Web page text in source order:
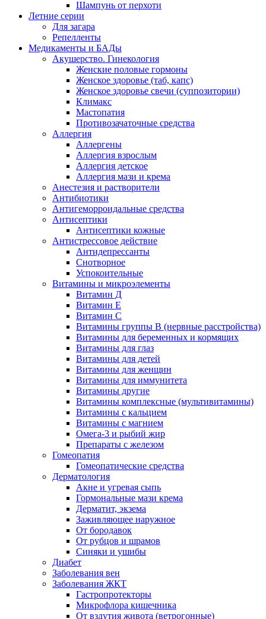
Шампунь от перхоти
Летние серии
Для загара
Репелленты
Медикаменты и БАДы
Акушерство. Гинекология
Женские половые гормоны
Женское здоровье (таб, капс)
Женское здоровье свечи (суппозитории)
Климакс
Мастопатия
Противозачаточные средства
Аллергия
Аллергены
Аллергия взрослым
Аллергия детское
Аллергия мази и крема
Анестезия и растворители
Антибиотики
Антигеморроидальные средства
Антисептики
Антисептики кожные
Антистрессовое действие
Антидепрессанты
Снотворное
Успокоительные
Витамины и микроэлементы
Витамин Д
Витамин Е
Витамин С
Витамины группы В (нервные расстройства)
Витамины для беременных и кормящих
Витамины для глаз
Витамины для детей
Витамины для женщин
Витамины для иммунитета
Витамины другие
Витамины комплексные (мультивитамины)
Витамины с кальцием
Витамины с магнием
Омега-3 и рыбий жир
Препараты с железом
Гомеопатия
Гомеопатические средства
Дерматология
Акне и угревая сыпь
Гормональные мази крема
Дерматит, экзема
Заживляющее наружное
От бородавок
От рубцов и шрамов
Синяки и ушибы
Диабет
Заболевания вен
Заболевания ЖКТ
Гастропротекторы
Микрофлора кишечника
От вздутия живота (ветрогонные)